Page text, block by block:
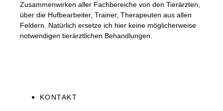
Zusammenwirken aller Fachbereiche von den Tierärzten,
über die Hufbearbeiter, Trainer, Therapeuten aus allen
Feldern. Natürlich ersetze ich hier keine möglicherweise
notwendigen tierärztlichen Behandlungen.
KONTAKT